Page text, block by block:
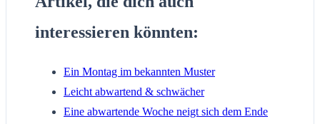
interessieren könnten:
Ein Montag im bekannten Muster
Leicht abwartend & schwächer
Eine abwartende Woche neigt sich dem Ende